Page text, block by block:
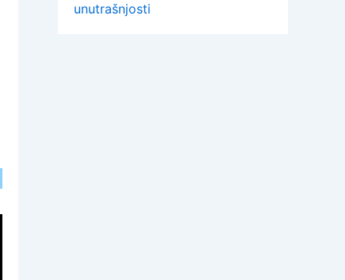
unutrašnjosti